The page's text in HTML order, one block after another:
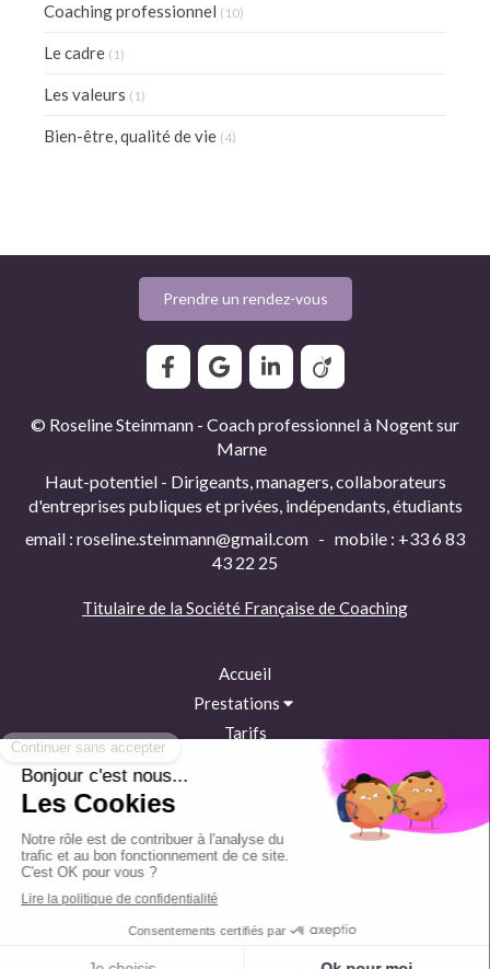
Coaching professionnel (10)
Le cadre (1)
Les valeurs (1)
Bien-être, qualité de vie (4)
Prendre un rendez-vous
© Roseline Steinmann - Coach professionnel à Nogent sur
Marne
Haut-potentiel - Dirigeants, managers, collaborateurs
d'entreprises publiques et privées, indépendants, étudiants
email : roseline.steinmann@gmail.com - mobile : +33 6 83
43 22 25
Titulaire de la Société Française de Coaching
Accueil
Prestations
Tarifs
Plan du site
Mentions légales